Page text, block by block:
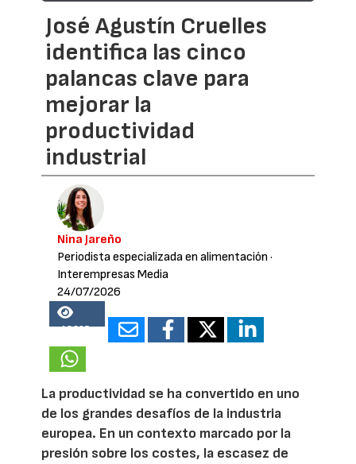
José Agustín Cruelles
identifica las cinco
palancas clave para
mejorar la
productividad
industrial
Nina Jareño
Periodista especializada en alimentación ·
Interempresas Media
24/07/2026
18365
La productividad se ha convertido en uno
de los grandes desafíos de la industria
europea. En un contexto marcado por la
presión sobre los costes, la escasez de